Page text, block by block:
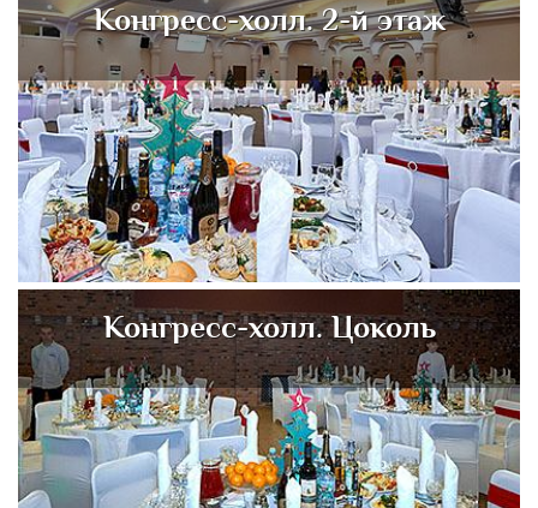
Конгресс-холл. 2-й этаж
Конгресс-холл. Цоколь